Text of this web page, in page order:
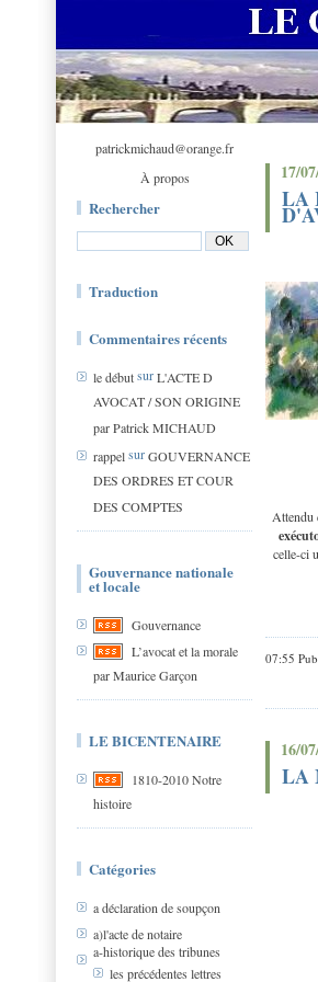
patrickmichaud@orange.fr
À propos
Rechercher
Traduction
Commentaires récents
le débutsurL'ACTE D
AVOCAT / SON ORIGINE
par Patrick MICHAUD
rappelsurGOUVERNANCE
DES ORDRES ET COUR
DES COMPTES
Gouvernance nationale
et locale
Gouvernance
L’avocat et la morale
par Maurice Garçon
LE BICENTENAIRE
1810-2010 Notre
histoire
Catégories
a déclaration de soupçon
a)l'acte de notaire
a-historique des tribunes
les précédentes lettres
17/
LA
Attendu
celle-ci
07:55
16/
LA